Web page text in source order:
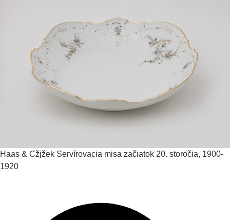
Haas & Cžjžek Servírovacia misa začiatok 20. storočia, 1900-
1920